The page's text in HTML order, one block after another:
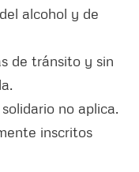
alcohol y de
de tránsito y sin
no aplica.
inscritos